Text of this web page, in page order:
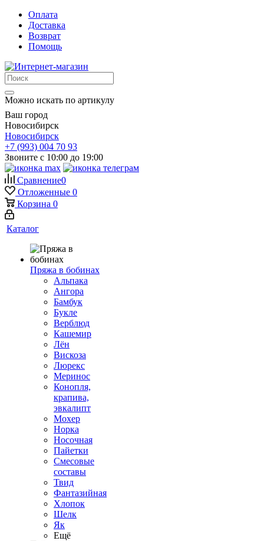
Оплата
Доставка
Возврат
Помощь
Можно искать по артикулу
Ваш город
Новосибирск
Новосибирск
+7 (993) 004 70 93
Звоните с 10:00 до 19:00
Сравнение0
Отложенные 0
Корзина 0
Каталог
Пряжа в бобинах
Альпака
Ангора
Бамбук
Букле
Верблюд
Кашемир
Лён
Вискоза
Люрекс
Меринос
Конопля,
крапива,
эвкалипт
Мохер
Норка
Носочная
Пайетки
Смесовые
составы
Твид
Фантазийная
Хлопок
Шелк
Як
Ещё